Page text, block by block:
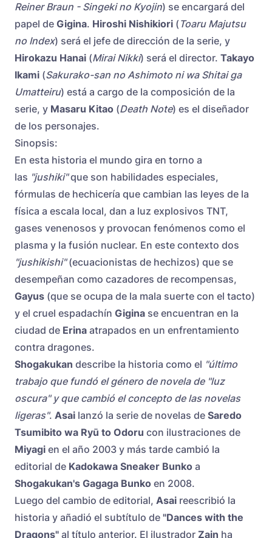
Reiner Braun - Singeki no Kyojin) se encargará del
papel de Gigina. Hiroshi Nishikiori ( Toaru Majutsu
no Index) será el jefe de dirección de la serie, y
Hirokazu Hanai (Mirai Nikki) será el director. Takayo
Ikami (Sakurako-san no Ashimoto ni wa Shitai ga
Umatteiru) está a cargo de la composición de la
serie, y Masaru Kitao (Death Note) es el diseñador
de los personajes.
Sinopsis:
En esta historia el mundo gira en torno a
las "jushiki"que son habilidades especiales,
fórmulas de hechicería que cambian las leyes de la
física a escala local, dan a luz explosivos TNT,
gases venenosos y provocan fenómenos como el
plasma y la fusión nuclear. En este contexto dos
"jushikishi"(ecuacionistas de hechizos) que se
desempeñan como cazadores de recompensas,
Gayus (que se ocupa de la mala suerte con el tacto)
y el cruel espadachín Gigina se encuentran en la
ciudad de Erina atrapados en un enfrentamiento
contra dragones.
Shogakukan describe la historia como el "último
trabajo que fundó el género de novela de "luz
oscura" y que cambió el concepto de las novelas
ligeras". Asai lanzó la serie de novelas de Saredo
Tsumibito wa Ryū to Odoru con ilustraciones de
Miyagi en el año 2003 y más tarde cambió la
editorial de Kadokawa Sneaker Bunko a
Shogakukan's Gagaga Bunko en 2008.
Luego del cambio de editorial, Asai reescribió la
historia y añadió el subtítulo de "Dances with the
Dragons" al título anterior. El ilustrador Zain ha